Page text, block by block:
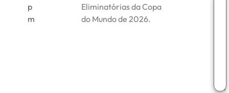
p
m
Eliminatórias da Copa
do Mundo de 2026.